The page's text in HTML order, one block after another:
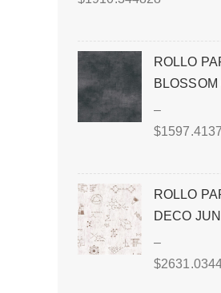
ROLLO
–
$
ROLLO
DECO
–
$